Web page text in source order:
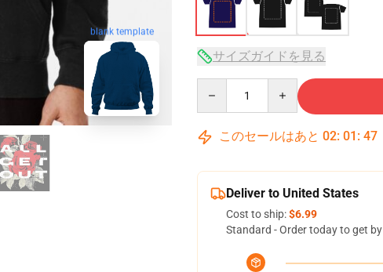
blank template
サイズガイドを見る
このセールはあと 02: 01 : 46
Deliver to United States
Cost to ship:$6.99
Standard - Order today to get by